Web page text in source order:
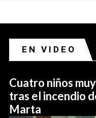
EN VIDEO
Cuatro niños
tras el incendio
Marta